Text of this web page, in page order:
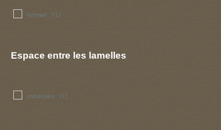
normal (1)
Espace entre les lamelles
espacees (1)